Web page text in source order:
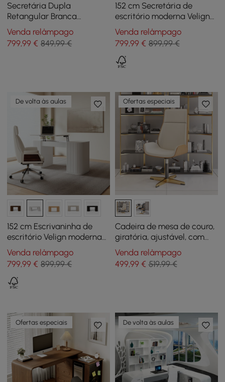
Secretária Dupla
Retangular Branca
Moderna de 94" com
Gavetas, Lugares para 2
Venda relâmpago
799,99 € 849,99 €
152 cm Secretária de
escritório moderna Velign
em madeira com tampo
elevatório e armário de 2
portas natural
Venda relâmpago
799,99€ 899,99 €
De volta às aulas
152 cm Escrivaninha de
escritório Velign moderna
de madeira com tampo
elevatório e guarda-roupa
de 2 portas branco quente
mate
Venda relâmpago
799,99 € 899,99 €
Ofertas especiais
Cadeira de mesa de couro,
giratória, ajustável, com
encosto alto em bege e
dourado
Venda relâmpago
499,99€ 519,99 €
Ofertas especiais De volta às aulas